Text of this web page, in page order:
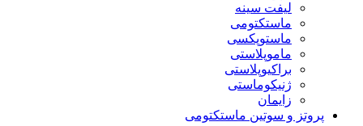
لیفت سینه
ماستکتومی
ماستوپکسی
ماموپلاستی
براکیوپلاستی
ژنیکوماستی
زایمان
پروتز و سوتین ماستکتومی